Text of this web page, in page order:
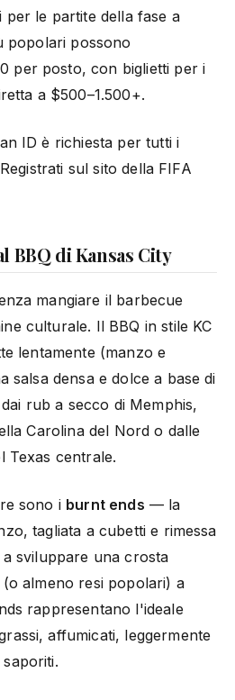
per le partite della fase a
popolari possono
per posto, con biglietti per i
a $500–1.500+.
ID è richiesta per tutti i
sul sito della FIFA
di Kansas City
mangiare il barbecue
culturale. Il BBQ in stile KC
lentamente (manzo e
salsa densa e dolce a base di
rub a secco di Memphis,
Carolina del Nord o dalle
Texas centrale.
sono i burnt ends — la
tagliata a cubetti e rimessa
sviluppare una crosta
almeno resi popolari) a
rappresentano l'ideale
affumicati, leggermente